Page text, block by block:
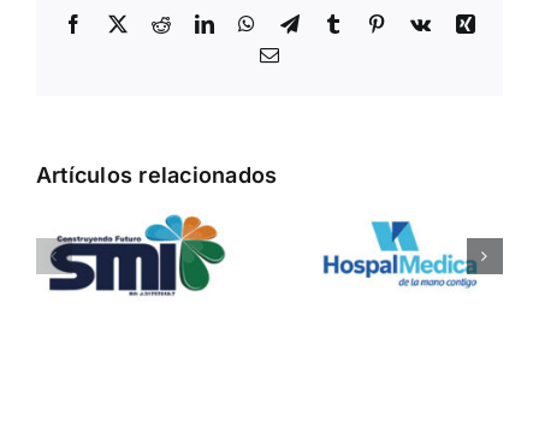
Facebook
X RedditLinkedInWhatsApp
TelegramTumblr Pinterest
Vk
Xing
Correo
Artículos relacionados